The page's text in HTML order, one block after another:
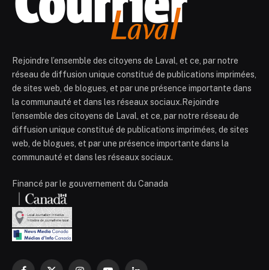
Rejoindre l’ensemble des citoyens de Laval, et ce, par notre
réseau de diffusion unique constitué de publications imprimées,
de sites web, de blogues, et par une présence importante dans
la communauté et dans les réseaux sociaux.Rejoindre
l’ensemble des citoyens de Laval, et ce, par notre réseau de
diffusion unique constitué de publications imprimées, de sites
web, de blogues, et par une présence importante dans la
communauté et dans les réseaux sociaux.
Financé par le gouvernement du Canada